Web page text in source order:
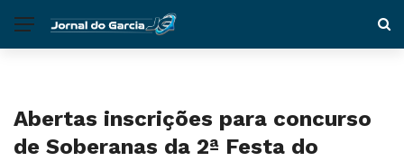
Abertas inscrições para concurso
de Soberanas da 2ª Festa do